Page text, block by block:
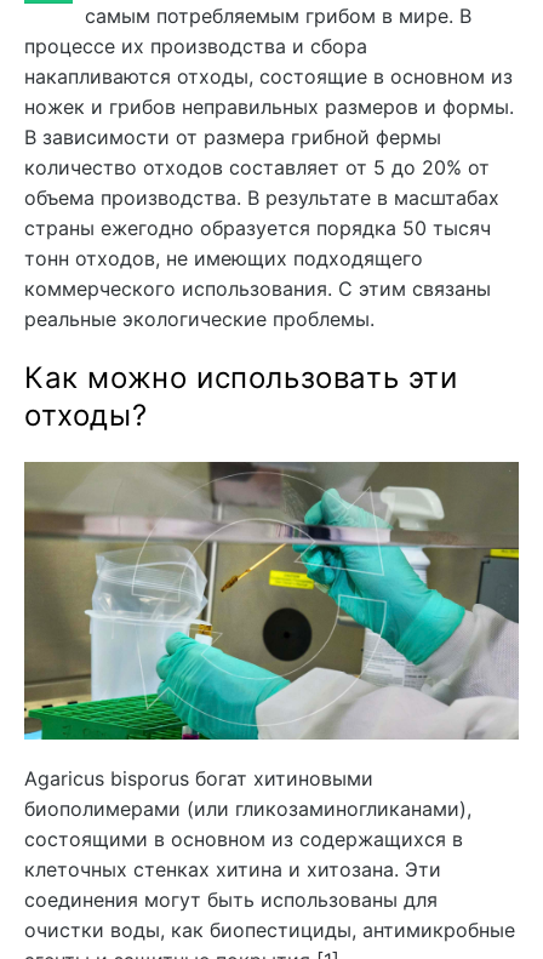
самым потребляемым грибом в мире. В
процессе их производства и сбора
накапливаются отходы, состоящие в основном из
ножек и грибов неправильных размеров и формы.
В зависимости от размера грибной фермы
количество отходов составляет от 5 до 20% от
объема производства. В результате в масштабах
страны ежегодно образуется порядка 50 тысяч
тонн отходов, не имеющих подходящего
коммерческого использования. С этим связаны
реальные экологические проблемы.
Как можно использовать эти
отходы?
Agaricus bisporus богат хитиновыми
биополимерами (или гликозаминогликанами),
состоящими в основном из содержащихся в
клеточных стенках хитина и хитозана. Эти
соединения могут быть использованы для
очистки воды, как биопестициды, антимикробные